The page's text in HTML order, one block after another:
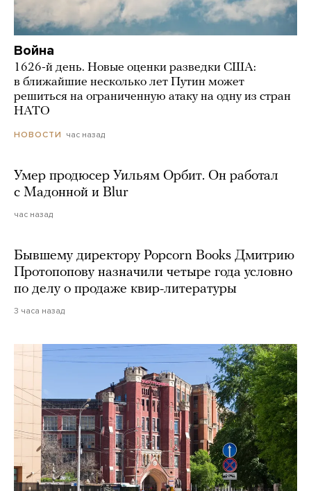
Война
1626-й день. Новые оценки разведки США:
в ближайшие несколько лет Путин может
решиться на ограниченную атаку на одну из стран
НАТО
НОВОСТИ час назад
Умер продюсер Уильям Орбит. Он работал
с Мадонной и Blur
час назад
Бывшему директору Popcorn Books Дмитрию
Протопопову назначили четыре года условно
по делу о продаже квир-литературы
3 часа назад